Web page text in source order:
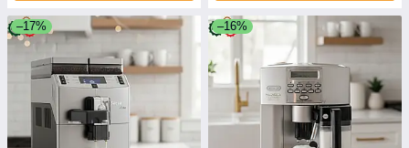
–17% –16%